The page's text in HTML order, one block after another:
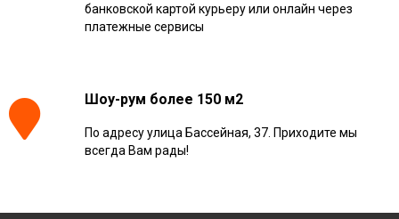
банковской картой курьеру или онлайн через
платежные сервисы
Шоу-рум более 150 м2
По адресу улица Бассейная, 37. Приходите мы
всегда Вам рады!